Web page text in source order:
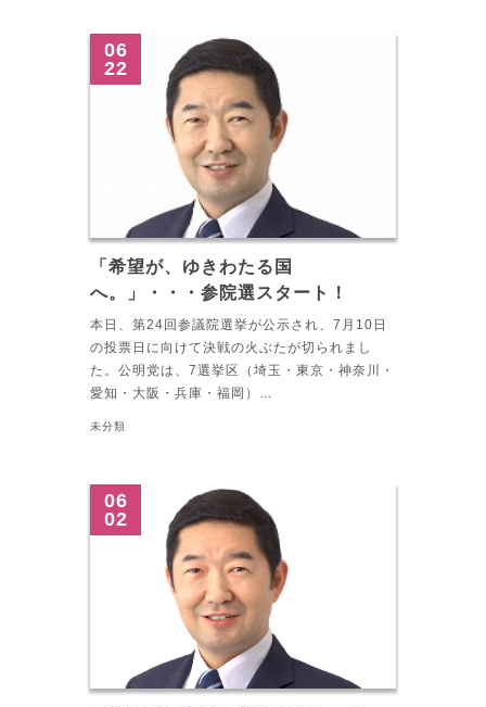
06
22
「希望が、ゆきわたる国
へ。」・・・参院選スタート！
本日、第24回参議院選挙が公示され、7月10日
の投票日に向けて決戦の火ぶたが切られまし
た。公明党は、7選挙区（埼玉・東京・神奈川・
愛知・大阪・兵庫・福岡）…
未分類
06
02